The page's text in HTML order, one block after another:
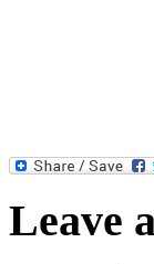
Leave